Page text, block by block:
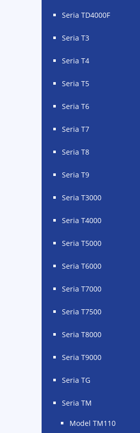
Seria TD4000F
Seria T3
Seria T4
Seria T5
Seria T6
Seria T7
Seria T8
Seria T9
Seria T3000
Seria T4000
Seria T5000
Seria T6000
Seria T7000
Seria T7500
Seria T8000
Seria T9000
Seria TG
Seria TM
Model TM110